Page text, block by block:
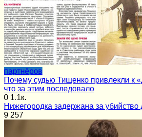
партнёров
Почему судью Тищенко привлекли к
что за этим последовало
0 1.1к.
Нижегородка задержана за убийство
9 257